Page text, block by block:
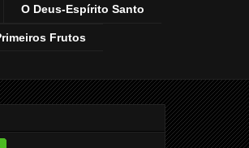
O Deus-Espírito Santo
Frutos